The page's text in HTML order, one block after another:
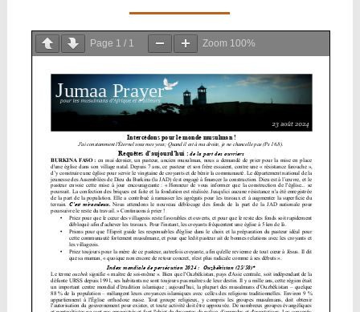
Page 1 / 1 Zoom 100%